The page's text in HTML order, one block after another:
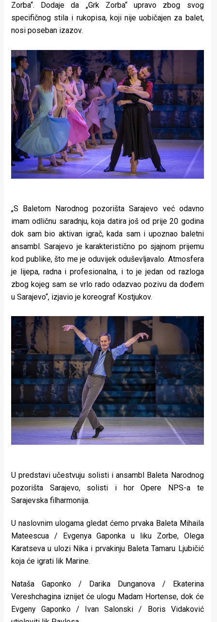
Zorba“. Dodaje da „Grk Zorba“ upravo zbog svog
specifičnog stila i rukopisa, koji nije uobičajen za balet,
nosi poseban izazov.
„S Baletom Narodnog pozorišta Sarajevo već odavno
imam odličnu saradnju, koja datira još od prije 20 godina
dok sam bio aktivan igrač, kada sam i upoznao baletni
ansambl. Sarajevo je karakteristično po sjajnom prijemu
kod publike, što me je oduvijek oduševljavalo. Atmosfera
je lijepa, radna i profesionalna, i to je jedan od razloga
zbog kojeg sam se vrlo rado odazvao pozivu da dođem
u Sarajevo“, izjavio je koreograf Kostjukov.
U predstavi učestvuju solisti i ansambl Baleta Narodnog
pozorišta Sarajevo, solisti i hor Opere NPS-a te
Sarajevska filharmonija.
U naslovnim ulogama gledat ćemo prvaka Baleta Mihaila
Mateescua / Evgenya Gaponka u liku Zorbe, Olega
Karatseva u ulozi Nika i prvakinju Baleta Tamaru Ljubičić
koja će igrati lik Marine.
Nataša Gaponko / Darika Dunganova / Ekaterina
Vereshchagina iznijet će ulogu Madam Hortense, dok će
Evgeny Gaponko / Ivan Salonski / Boris Vidaković